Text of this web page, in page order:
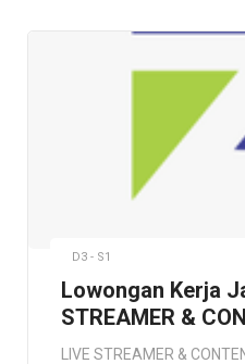
bagi individu yang
sebagai Admin Project.
D3 - S1
Lowongan Kerja
STREAMER &
PT. Denka
LIVE STREAMER &